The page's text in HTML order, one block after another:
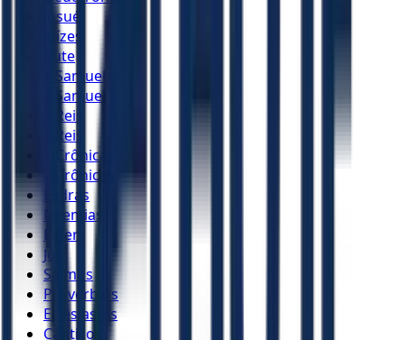
Josué
Juízes
Rute
1 Samuel
2 Samuel
1 Reis
2 Reis
1 Crônicas
2 Crônicas
Esdras
Neemias
Ester
Jó
Salmos
Provérbios
Eclesiastes
Cânticos